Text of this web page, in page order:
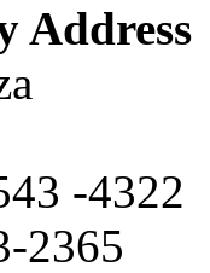
Address
-4322
2365